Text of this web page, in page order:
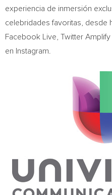
experiencia de inmersión
celebridades favoritas, desde
Facebook Live, Twitter
en Instagram.